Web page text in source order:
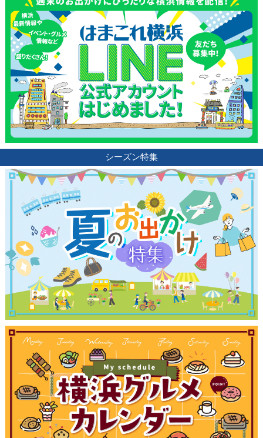
シーズン特集
観光ガイド
ランキング
ブログ記事
サイトについて